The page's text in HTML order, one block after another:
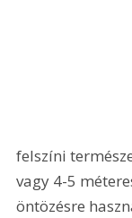
felszíni
vagy 4-5
öntözésre